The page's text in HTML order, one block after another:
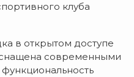
клуба
в открытом доступе
современными